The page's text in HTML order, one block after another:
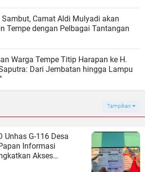
Sambut, Camat Aldi Mulyadi akan
Tempe dengan Pelbagai Tantangan
Warga Tempe Titip Harapan ke H.
Dari Jembatan hingga Lampu
Tampilkan
Unhas G-116 Desa
Informasi
Akses